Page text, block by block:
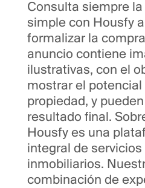
Consulta siempre
simple con Housfy
formalizar la
anuncio contiene
ilustrativas, con el
mostrar el potencial
propiedad, y
resultado final.
Housfy es una
integral de servicios
inmobiliarios.
combinación de